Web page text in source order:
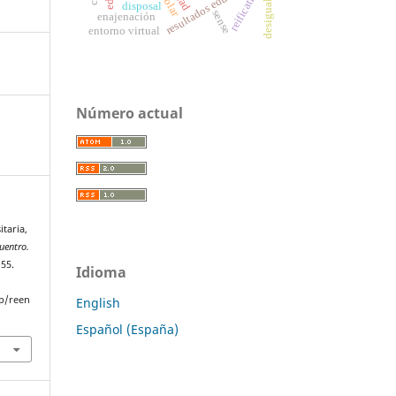
reen
disposal
enajenación
entorno virtual sense
Número actual
Idioma
English
Español (España)